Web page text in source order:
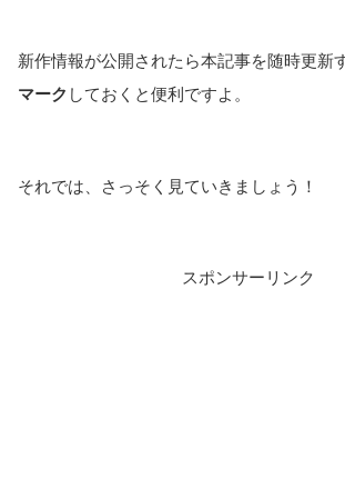
新作情報が公開されたら本記事を随時更新
マーク しておくと便利ですよ。
それでは、さっそく見ていきましょう！
スポンサーリンク